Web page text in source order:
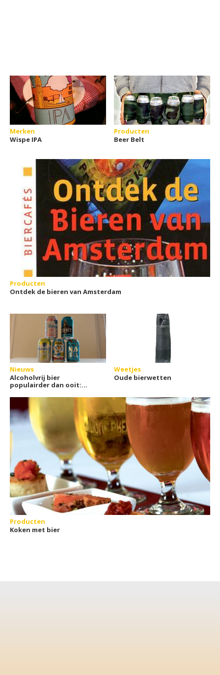
Merken
Wispe IPA
Producten
Beer Belt
Producten
Ontdek de bieren van Amsterdam
Nieuws
Alcoholvrij bier
populairder dan ooit:
Weetjes
Oude bierwetten
Producten
Koken met bier